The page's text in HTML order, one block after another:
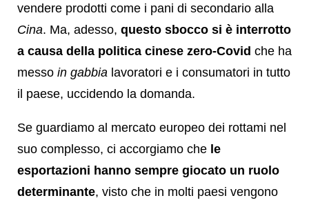
vendere prodotti come i pani di secondario alla
Cina. Ma, adesso, questo sbocco si è interrotto
a causa della politica cinese zero-Covid che ha
messo in gabbia lavoratori e i consumatori in tutto
il paese, uccidendo la domanda.
Se guardiamo al mercato europeo dei rottami nel
suo complesso, ci accorgiamo che le
esportazioni hanno sempre giocato un ruolo
determinante, visto che in molti paesi vengono